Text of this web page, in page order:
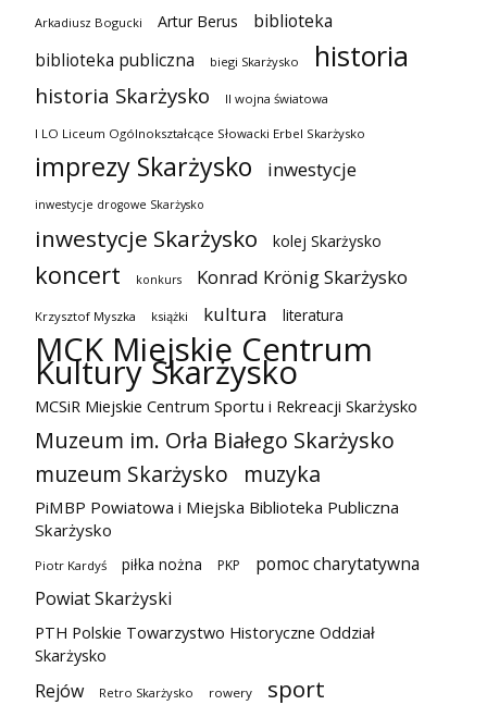
Arkadiusz Bogucki Artur Berus
biblioteka
biblioteka publiczna
biegi Skarżysko historia
historia Skarżysko II wojna światowa
I LO Liceum Ogólnokształcące Słowacki Erbel Skarżysko
imprezy Skarżysko inwestycje
inwestycje drogowe Skarżysko
inwestycje Skarżysko kolej Skarżysko
koncert konkurs Konrad Krönig Skarżysko
Krzysztof Myszka książki kultura literatura
MCK Miejskie Centrum
Kultury Skarżysko
MCSiR Miejskie Centrum Sportu i Rekreacji Skarżysko
Muzeum im. Orła Białego Skarżysko
muzeum Skarżysko
muzyka
PiMBP Powiatowa i Miejska Biblioteka Publiczna
Skarżysko
Piotr Kardyś piłka nożna PKP
pomoc charytatywna
Powiat Skarżyski
PTH Polskie Towarzystwo Historyczne Oddział
Skarżysko
Rejów Retro Skarżysko rowery sport